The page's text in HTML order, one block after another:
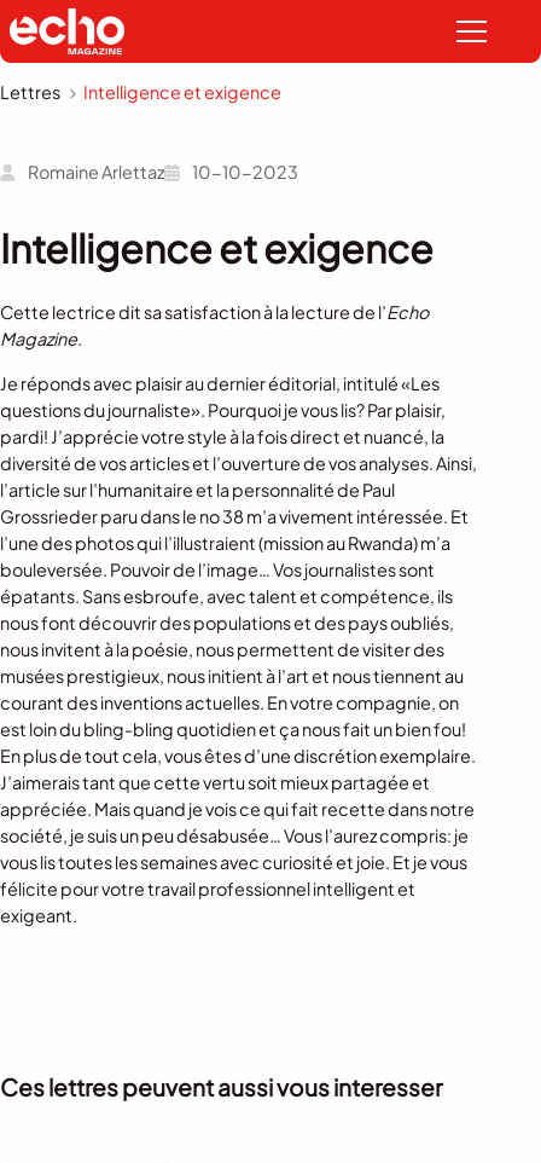
Lettres Intelligence et exigence
Romaine Arlettaz 10-10-2023
Intelligence et exigence
Cette lectrice dit sa satisfaction à la lecture de l’Echo
Magazine.
Je réponds avec plaisir au dernier éditorial, intitulé «Les
questions du journaliste». Pourquoi je vous lis? Par plaisir,
pardi! J’apprécie votre style à la fois direct et nuancé, la
diversité de vos articles et l’ouverture de vos analyses. Ainsi,
l’article sur l’humanitaire et la personnalité de Paul
Grossrieder paru dans le no 38 m’a vivement intéressée. Et
l’une des photos qui l’illustraient (mission au Rwanda) m’a
bouleversée. Pouvoir de l’image… Vos journalistes sont
épatants. Sans esbroufe, avec talent et compétence, ils
nous font découvrir des populations et des pays oubliés,
nous invitent à la poésie, nous permettent de visiter des
musées prestigieux, nous initient à l’art et nous tiennent au
courant des inventions actuelles. En votre compagnie, on
est loin du bling-bling quotidien et ça nous fait un bien fou!
En plus de tout cela, vous êtes d’une discrétion exemplaire.
J’aimerais tant que cette vertu soit mieux partagée et
appréciée. Mais quand je vois ce qui fait recette dans notre
société, je suis un peu désabusée… Vous l’aurez compris: je
vous lis toutes les semaines avec curiosité et joie. Et je vous
félicite pour votre travail professionnel intelligent et
exigeant.
Ces lettres peuvent aussi vous interesser